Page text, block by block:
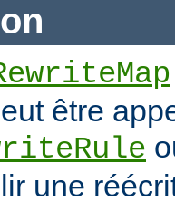
être
une